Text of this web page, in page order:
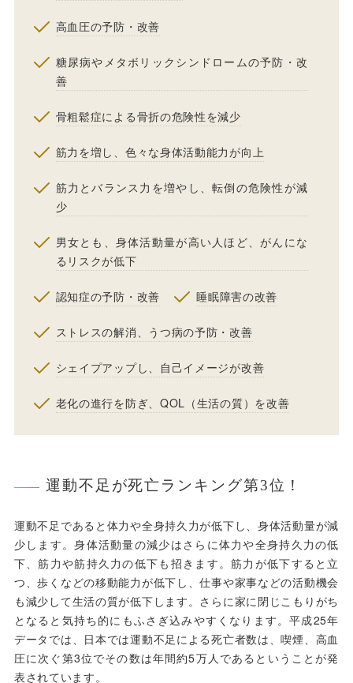
高血圧の予防・改善
糖尿病やメタボリックシンドロームの予防・改
善
骨粗鬆症による骨折の危険性を減少
筋力を増し、色々な身体活動能力が向上
筋力とバランス力を増やし、転倒の危険性が減
少
男女とも、身体活動量が高い人ほど、がんにな
るリスクが低下
認知症の予防・改善 睡眠障害の改善
ストレスの解消、うつ病の予防・改善
シェイプアップし、自己イメージが改善
老化の進行を防ぎ、QOL（生活の質）を改善
運動不足が死亡ランキング第3位！
運動不足であると体力や全身持久力が低下し、身体活動量が減
少します。身体活動量の減少はさらに体力や全身持久力の低
下、筋力や筋持久力の低下も招きます。筋力が低下すると立
つ、歩くなどの移動能力が低下し、仕事や家事などの活動機会
も減少して生活の質が低下します。さらに家に閉じこもりがち
となると気持ち的にもふさぎ込みやすくなります。平成25年
データでは、日本では運動不足による死亡者数は、喫煙、高血
圧に次ぐ第3位でその数は年間約5万人であるということが発
表されています。